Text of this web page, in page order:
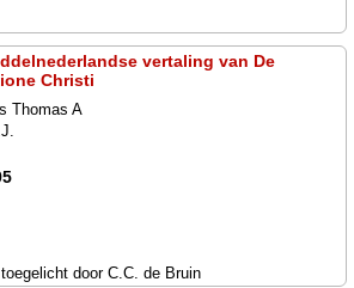
vertaling van De
Christi
Thomas A
door C.C. de Bruin